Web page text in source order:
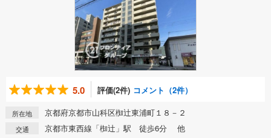
5.0 評価(2件) コメント（2件）
所在地 京都府京都市山科区椥辻東浦町１８－２
交通 京都市東西線「椥辻」駅 徒歩6分 他